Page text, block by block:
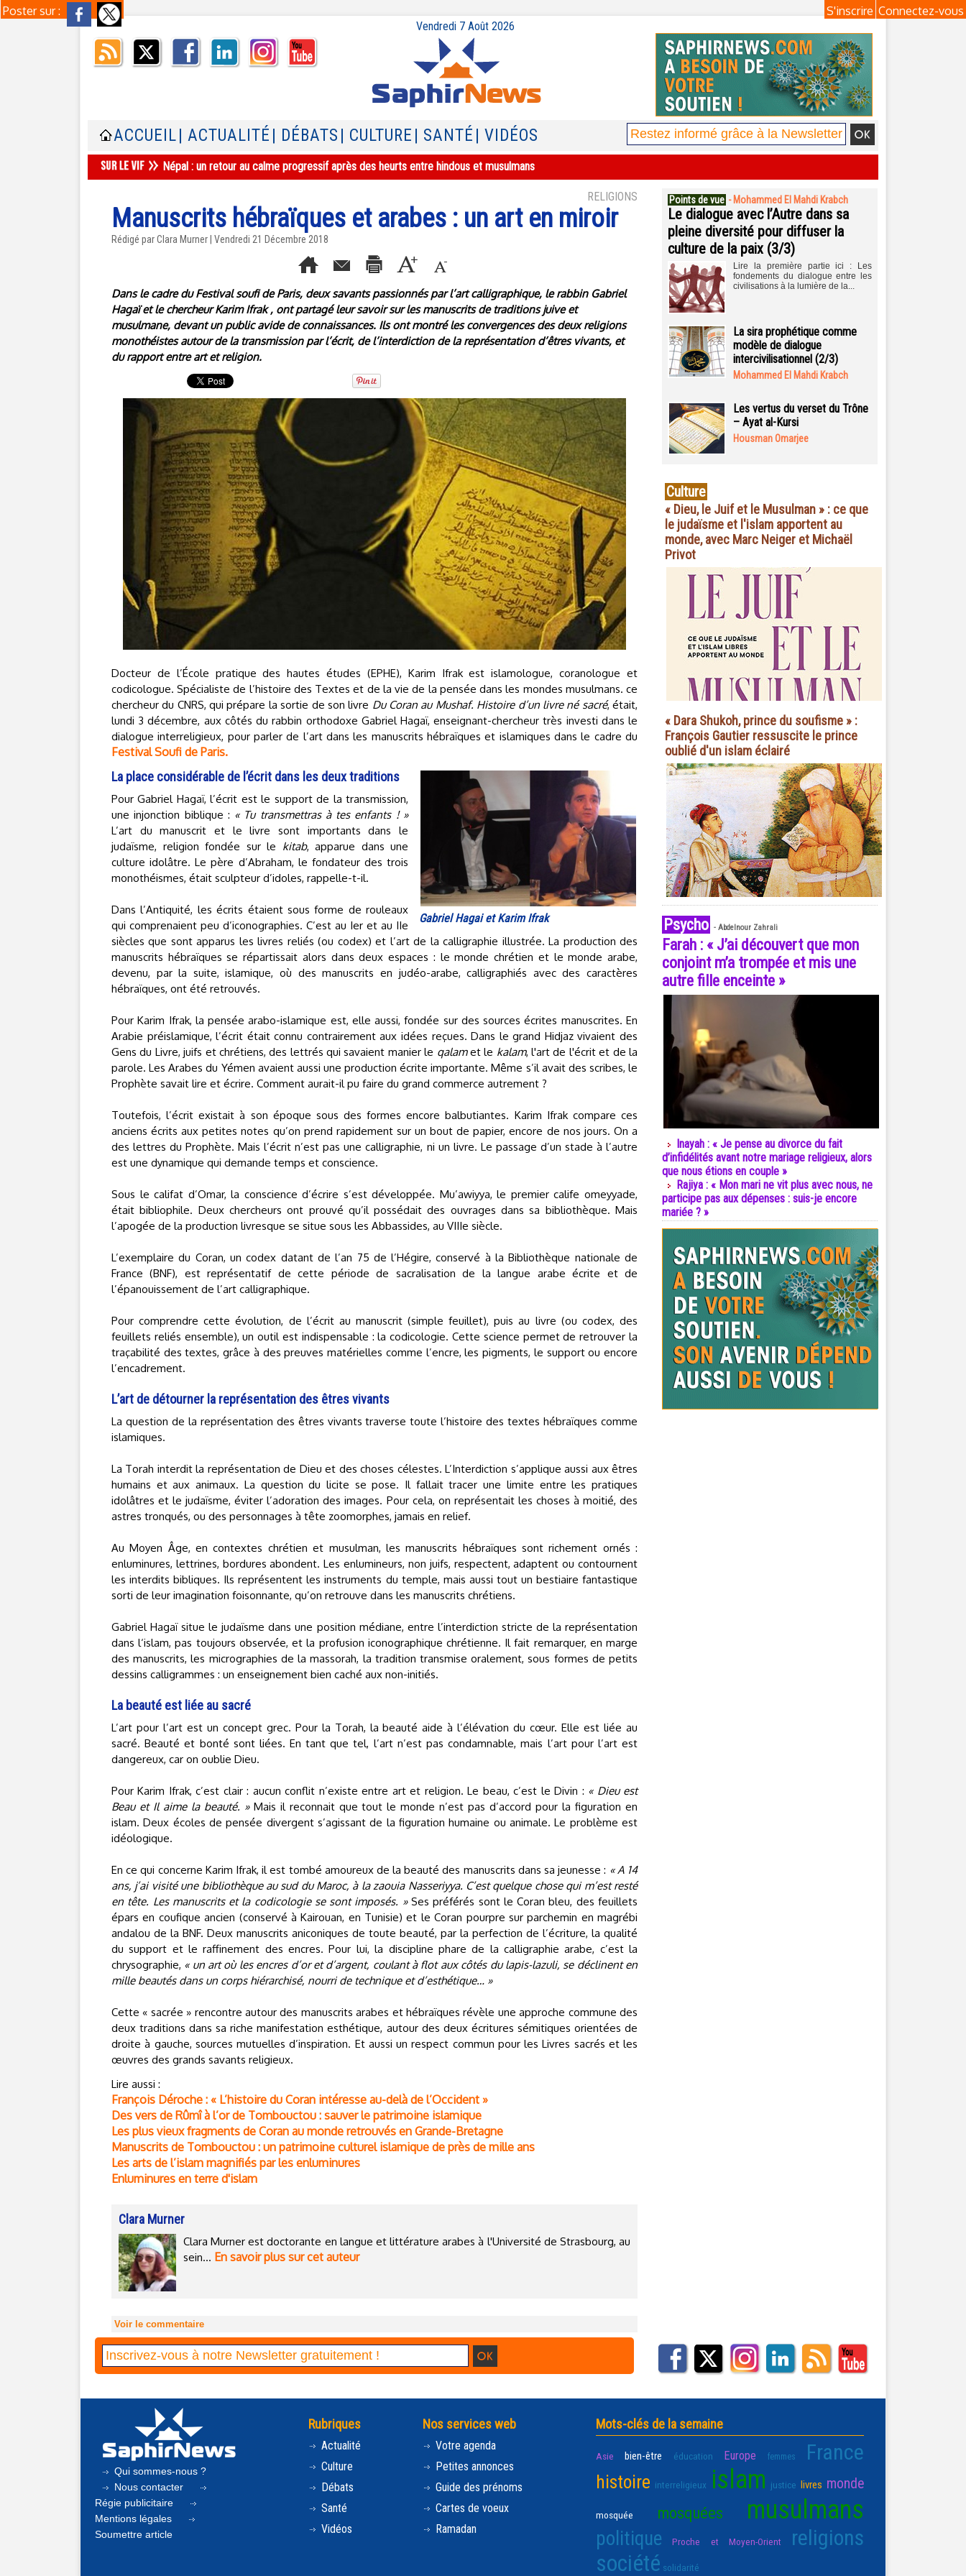
Poster sur : Connectez-vous
S'inscrire
Vendredi 7 Août 2026
ACCUEIL | ACTUALITÉ | DÉBATS | CULTURE | SANTÉ | VIDÉOS
Népal : un retour au calme progressif après des heurts entre hindous et musulmans
RELIGIONS
Manuscrits hébraïques et arabes : un art en miroir
Rédigé parClara Murner | Vendredi 21 Décembre 2018
Dans le cadre du Festival soufi de Paris, deux savants passionnés par l’art calligraphique, le rabbin Gabriel
Hagaï et le chercheur Karim Ifrak , ont partagé leur savoir sur les manuscrits de traditions juive et
musulmane, devant un public avide de connaissances. Ils ont montré les convergences des deux religions
monothéistes autour de la transmission par l’écrit, de l’interdiction de la représentation d’êtres vivants, et
du rapport entre art et religion.
Docteur de l’École pratique des hautes études (EPHE), Karim Ifrak est islamologue, coranologue et
codicologue. Spécialiste de l’histoire des Textes et de la vie de la pensée dans les mondes musulmans. ce
chercheur du CNRS, qui prépare la sortie de son livre Du Coran au Mushaf. Histoire d’un livre né sacré, était,
lundi 3 décembre, aux côtés du rabbin orthodoxe Gabriel Hagaï, enseignant-chercheur très investi dans le
dialogue interreligieux, pour parler de l’art dans les manuscrits hébraïques et islamiques dans le cadre du
Festival Soufi de Paris.
Gabriel Hagai et Karim Ifrak
La place considérable de l’écrit dans les deux traditions
Pour Gabriel Hagaï, l’écrit est le support de la transmission,
une injonction biblique : « Tu transmettras à tes enfants ! »
L’art du manuscrit et le livre sont importants dans le
judaïsme, religion fondée sur le kitab, apparue dans une
culture idolâtre. Le père d’Abraham, le fondateur des trois
monothéismes, était sculpteur d’idoles, rappelle-t-il.
Dans l’Antiquité, les écrits étaient sous forme de rouleaux
qui comprenaient peu d’iconographies. C’est au Ier et au IIe
siècles que sont apparus les livres reliés (ou codex) et l’art de la calligraphie illustrée. La production des
manuscrits hébraïques se répartissait alors dans deux espaces : le monde chrétien et le monde arabe,
devenu, par la suite, islamique, où des manuscrits en judéo-arabe, calligraphiés avec des caractères
hébraïques, ont été retrouvés.
Pour Karim Ifrak, la pensée arabo-islamique est, elle aussi, fondée sur des sources écrites manuscrites. En
Arabie préislamique, l’écrit était connu contrairement aux idées reçues. Dans le grand Hidjaz vivaient des
Gens du Livre, juifs et chrétiens, des lettrés qui savaient manier le qalamet le kalam, l'art de l'écrit et de la
parole. Les Arabes du Yémen avaient aussi une production écrite importante. Même s’il avait des scribes, le
Prophète savait lire et écrire. Comment aurait-il pu faire du grand commerce autrement ?
Toutefois, l’écrit existait à son époque sous des formes encore balbutiantes. Karim Ifrak compare ces
anciens écrits aux petites notes qu’on prend rapidement sur un bout de papier, encore de nos jours. On a
des lettres du Prophète. Mais l’écrit n’est pas une calligraphie, ni un livre. Le passage d’un stade à l’autre
est une dynamique qui demande temps et conscience.
Sous le califat d’Omar, la conscience d’écrire s’est développée. Mu’awiyya, le premier calife omeyyade,
était bibliophile. Deux chercheurs ont prouvé qu’il possédait des ouvrages dans sa bibliothèque. Mais
l’apogée de la production livresque se situe sous les Abbassides, au VIIIe siècle.
L’exemplaire du Coran, un codex datant de l’an 75 de l’Hégire, conservé à la Bibliothèque nationale de
France (BNF), est représentatif de cette période de sacralisation de la langue arabe écrite et de
l’épanouissement de l’art calligraphique.
Pour comprendre cette évolution, de l’écrit au manuscrit (simple feuillet), puis au livre (ou codex, des
feuillets reliés ensemble), un outil est indispensable : la codicologie. Cette science permet de retrouver la
traçabilité des textes, grâce à des preuves matérielles comme l’encre, les pigments, le support ou encore
l’encadrement.
L’art de détourner la représentation des êtres vivants
La question de la représentation des êtres vivants traverse toute l’histoire des textes hébraïques comme
islamiques.
La Torah interdit la représentation de Dieu et des choses célestes. L’Interdiction s’applique aussi aux êtres
humains et aux animaux. La question du licite se pose. Il fallait tracer une limite entre les pratiques
idolâtres et le judaïsme, éviter l’adoration des images. Pour cela, on représentait les choses à moitié, des
astres tronqués, ou des personnages à tête zoomorphes, jamais en relief.
Au Moyen Âge, en contextes chrétien et musulman, les manuscrits hébraïques sont richement ornés :
enluminures, lettrines, bordures abondent. Les enlumineurs, non juifs, respectent, adaptent ou contournent
les interdits bibliques. Ils représentent les instruments du temple, mais aussi tout un bestiaire fantastique
sorti de leur imagination foisonnante, qu’on retrouve dans les manuscrits chrétiens.
Gabriel Hagaï situe le judaïsme dans une position médiane, entre l’interdiction stricte de la représentation
dans l‘islam, pas toujours observée, et la profusion iconographique chrétienne. Il fait remarquer, en marge
des manuscrits, les micrographies de la massorah, la tradition transmise oralement, sous formes de petits
dessins calligrammes : un enseignement bien caché aux non-initiés.
La beauté est liée au sacré
L’art pour l’art est un concept grec. Pour la Torah, la beauté aide à l’élévation du cœur. Elle est liée au
sacré. Beauté et bonté sont liées. En tant que tel, l’art n’est pas condamnable, mais l’art pour l’art est
dangereux, car on oublie Dieu.
Pour Karim Ifrak, c’est clair : aucun conflit n’existe entre art et religion. Le beau, c’est le Divin : « Dieu est
Beau et Il aime la beauté. »Mais il reconnait que tout le monde n’est pas d’accord pour la figuration en
islam. Deux écoles de pensée divergent s’agissant de la figuration humaine ou animale. Le problème est
idéologique.
En ce qui concerne Karim Ifrak, il est tombé amoureux de la beauté des manuscrits dans sa jeunesse : « A 14
ans, j’ai visité une bibliothèque au sud du Maroc, à la zaouia Nasseriyya. C’est quelque chose qui m’est resté
en tête. Les manuscrits et la codicologie se sont imposés. »Ses préférés sont le Coran bleu, des feuillets
épars en coufique ancien (conservé à Kairouan, en Tunisie) et le Coran pourpre sur parchemin en magrébi
andalou de la BNF. Deux manuscrits aniconiques de toute beauté, par la perfection de l’écriture, la qualité
du support et le raffinement des encres. Pour lui, la discipline phare de la calligraphie arabe, c’est la
chrysographie, « un art où les encres d’or et d’argent, coulant à flot aux côtés du lapis-lazuli, se déclinent en
mille beautés dans un corps hiérarchisé, nourri de technique et d’esthétique… »
Cette « sacrée » rencontre autour des manuscrits arabes et hébraïques révèle une approche commune des
deux traditions dans sa riche manifestation esthétique, autour des deux écritures sémitiques orientées de
droite à gauche, sources mutuelles d’inspiration. Et aussi un respect commun pour les Livres sacrés et les
œuvres des grands savants religieux.
Lire aussi :
François Déroche : « L’histoire du Coran intéresse au-delà de l’Occident »
Des vers de Rûmî à l’or de Tombouctou : sauver le patrimoine islamique
Les plus vieux fragments de Coran au monde retrouvés en Grande-Bretagne
Manuscrits de Tombouctou : un patrimoine culturel islamique de près de mille ans
Les arts de l’islam magnifiés par les enluminures
Enluminures en terre d'islam
Clara Murner
Clara Murner est doctorante en langue et littérature arabes à l'Université de Strasbourg, au
sein... En savoir plus sur cet auteur
Voir le commentaire
Points de vue - Mohammed El Mahdi Krabch
Le dialogue avec l’Autre dans sa
pleine diversité pour diffuser la
culture de la paix (3/3)
Lire la première partie ici : Les
fondements du dialogue entre les
civilisations à la lumière de la...
La sira prophétique comme
modèle de dialogue
intercivilisationnel (2/3)
Mohammed El Mahdi Krabch
Les vertus du verset du Trône
– Ayat al-Kursi
Housman Omarjee
Culture
« Dieu, le Juif et le Musulman » : ce que
le judaïsme et l'islam apportent au
monde, avec Marc Neiger et Michaël
Privot
« Dara Shukoh, prince du soufisme » :
François Gautier ressuscite le prince
oublié d'un islam éclairé
Psycho - Abdelnour Zahrali
Farah : « J’ai découvert que mon
conjoint m’a trompée et mis une
autre fille enceinte »
Inayah : « Je pense au divorce du fait
d’infidélités avant notre mariage religieux, alors
que nous étions en couple »
Rajiya : « Mon mari ne vit plus avec nous, ne
participe pas aux dépenses : suis-je encore
mariée ? »
Qui sommes-nous ?
Nous contacter
Régie publicitaire
Mentions légales
Soumettre article
Rubriques
Actualité
Culture
Débats
Santé
Vidéos
Nos services web
Votre agenda
Petites annonces
Guide des prénoms
Cartes de voeux
Ramadan
Mots-clés de la semaine
Asie bien-être éducation Europe femmes France
histoire interreligieux islam justice livres monde
mosquée mosquées musulmans
politique Proche et Moyen-Orient religions
société solidarité